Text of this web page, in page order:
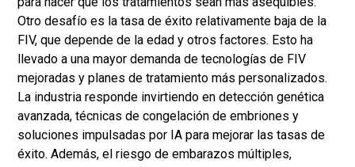
Otro desafío es la tasa de éxito relativamente baja de la
FIV, que depende de la edad y otros factores. Esto ha
llevado a una mayor demanda de tecnologías de FIV
mejoradas y planes de tratamiento más personalizados.
La industria responde invirtiendo en detección genética
avanzada, técnicas de congelación de embriones y
soluciones impulsadas por IA para mejorar las tasas de
éxito. Además, el riesgo de embarazos múltiples,